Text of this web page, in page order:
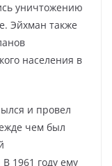
уничтожению
Эйхман также
населения в
и провел
чем был
1961 году ему